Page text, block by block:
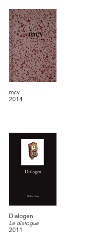
mcv
2014
Dialogen
Le dialogue
2011